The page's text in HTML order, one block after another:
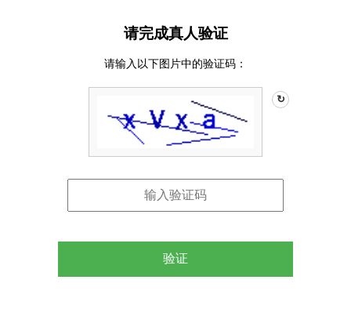
请完成真人验证
请输入以下图片中的验证码：
↻
验证